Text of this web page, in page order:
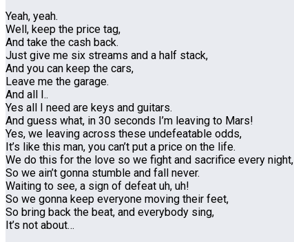
Yeah, yeah.
Well, keep the price tag,
And take the cash back.
Just give me six streams and a half stack,
And you can keep the cars,
Leave me the garage.
And all I..
Yes all I need are keys and guitars.
And guess what, in 30 seconds I’m leaving to Mars!
Yes, we leaving across these undefeatable odds,
It’s like this man, you can’t put a price on the life.
We do this for the love so we fight and sacrifice every night,
So we ain’t gonna stumble and fall never.
Waiting to see, a sign of defeat uh, uh!
So we gonna keep everyone moving their feet,
So bring back the beat, and everybody sing,
It’s not about…